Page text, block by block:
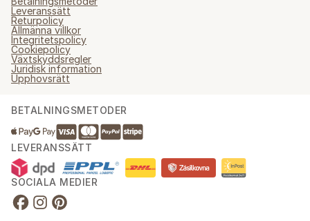
Leveranssätt
Returpolicy
Allmänna villkor
Integritetspolicy
Cookiepolicy
Växtskyddsregler
Juridisk information
Upphovsrätt
BETALNINGSMETODER
LEVERANSSÄTT
SOCIALA MEDIER